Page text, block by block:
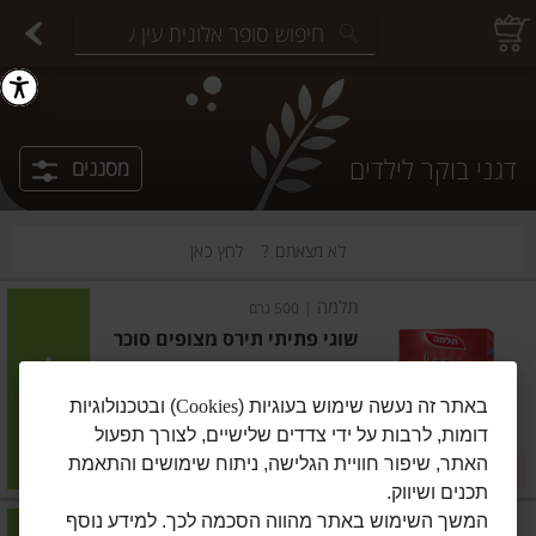
דגני בוקר לילדים מסננים
לא מצאתם ? לחץ כאן
תלמה 500 גרם
שוגי פתיתי תירס מצופים סוכר
מחיר מבצע ₪20.90
₪23.90
₪4.78 ל-100 גרם במבצע! ₪20.90
הוסיפו
נסטלה | 450 גרם
באתר זה נעשה שימוש בעוגיות (Cookies) ובטכנולוגיות
דומות, לרבות על ידי צדדים שלישיים, לצורך תפעול
האתר, שיפור חוויית הגלישה, ניתוח שימושים והתאמת
תכנים ושיווק.
המשך השימוש באתר מהווה הסכמה לכך. למידע נוסף